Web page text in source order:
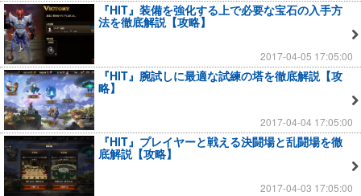
『HIT』装備を強化する上で必要な宝石の入手方
法を徹底解説【攻略】
2017-04-05 17:05:00
『HIT』腕試しに最適な試練の塔を徹底解説【攻
略】
2017-04-04 17:05:00
『HIT』プレイヤーと戦える決闘場と乱闘場を徹
底解説【攻略】
2017-04-03 17:05:00